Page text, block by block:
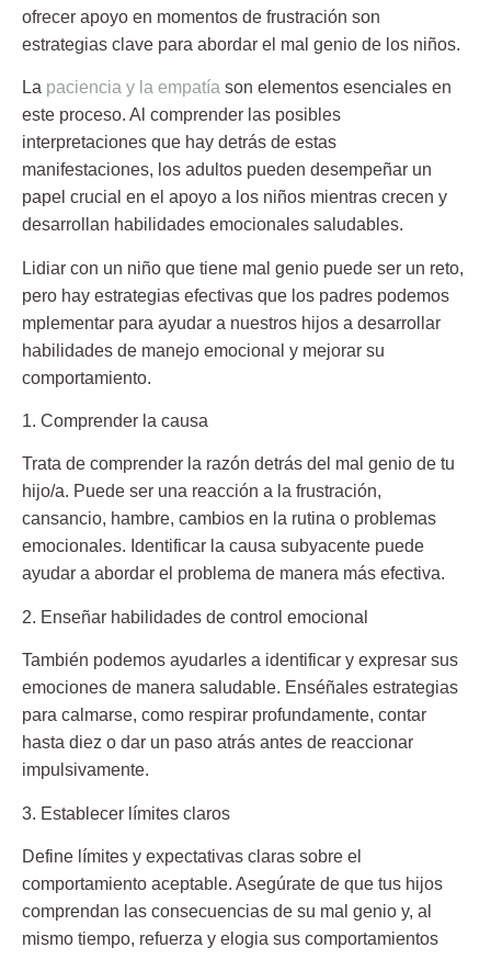
ofrecer apoyo en momentos de frustración son
estrategias clave para abordar el mal genio de los niños.
La paciencia y la empatía son elementos esenciales en
este proceso. Al comprender las posibles
interpretaciones que hay detrás de estas
manifestaciones, los adultos pueden desempeñar un
papel crucial en el apoyo a los niños mientras crecen y
desarrollan habilidades emocionales saludables.
Lidiar con un niño que tiene mal genio puede ser un reto,
pero hay estrategias efectivas que los padres podemos
mplementar para ayudar a nuestros hijos a desarrollar
habilidades de manejo emocional y mejorar su
comportamiento.
1. Comprender la causa
Trata de comprender la razón detrás del mal genio de tu
hijo/a. Puede ser una reacción a la frustración,
cansancio, hambre, cambios en la rutina o problemas
emocionales. Identificar la causa subyacente puede
ayudar a abordar el problema de manera más efectiva.
2. Enseñar habilidades de control emocional
También podemos ayudarles a identificar y expresar sus
emociones de manera saludable. Enséñales estrategias
para calmarse, como respirar profundamente, contar
hasta diez o dar un paso atrás antes de reaccionar
impulsivamente.
3. Establecer límites claros
Define límites y expectativas claras sobre el
comportamiento aceptable. Asegúrate de que tus hijos
comprendan las consecuencias de su mal genio y, al
mismo tiempo, refuerza y elogia sus comportamientos